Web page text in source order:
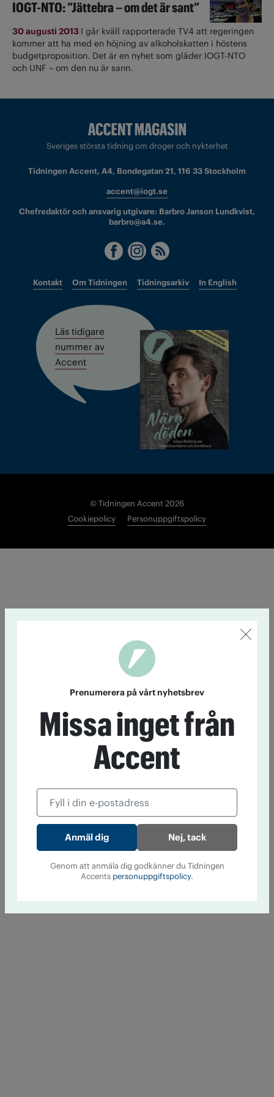
IOGT-NTO: ”Jättebra – om det är sant”
30 augusti 2013 I går kväll rapporterade TV4 att regeringen
kommer att ha med en höjning av alkoholskatten i höstens
budgetproposition. Det är en nyhet som gläder IOGT-NTO
och UNF – om den nu är sann.
Sveriges största tidning om droger och nykterhet
Tidningen Accent, A4, Bondegatan 21, 116 33 Stockholm
accent@iogt.se
Chefredaktör och ansvarig utgivare: Barbro Janson Lundkvist,
barbro@a4.se.
Kontakt Om Tidningen Tidningsarkiv In English
Läs tidigare
nummer av
Accent
© Tidningen Accent 2026
Cookiepolicy
Personuppgiftspolicy
Prenumerera på vårt nyhetsbrev
Missa inget från
Accent
Nej, tack
Genom att anmäla dig godkänner du Tidningen
Accents personuppgiftspolicy.